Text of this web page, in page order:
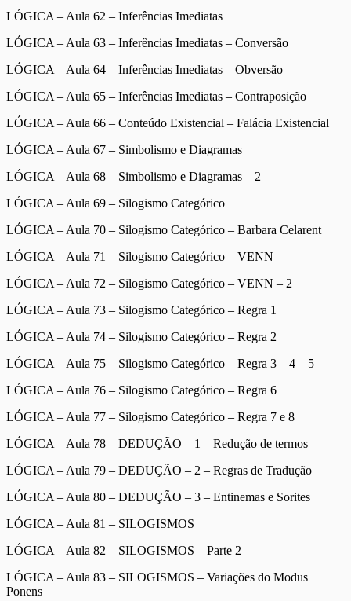
LÓGICA – Aula 62 – Inferências Imediatas
LÓGICA – Aula 63 – Inferências Imediatas – Conversão
LÓGICA – Aula 64 – Inferências Imediatas – Obversão
LÓGICA – Aula 65 – Inferências Imediatas – Contraposição
LÓGICA – Aula 66 – Conteúdo Existencial – Falácia Existencial
LÓGICA – Aula 67 – Simbolismo e Diagramas
LÓGICA – Aula 68 – Simbolismo e Diagramas – 2
LÓGICA – Aula 69 – Silogismo Categórico
LÓGICA – Aula 70 – Silogismo Categórico – Barbara Celarent
LÓGICA – Aula 71 – Silogismo Categórico – VENN
LÓGICA – Aula 72 – Silogismo Categórico – VENN – 2
LÓGICA – Aula 73 – Silogismo Categórico – Regra 1
LÓGICA – Aula 74 – Silogismo Categórico – Regra 2
LÓGICA – Aula 75 – Silogismo Categórico – Regra 3 – 4 – 5
LÓGICA – Aula 76 – Silogismo Categórico – Regra 6
LÓGICA – Aula 77 – Silogismo Categórico – Regra 7 e 8
LÓGICA – Aula 78 – DEDUÇÃO – 1 – Redução de termos
LÓGICA – Aula 79 – DEDUÇÃO – 2 – Regras de Tradução
LÓGICA – Aula 80 – DEDUÇÃO – 3 – Entinemas e Sorites
LÓGICA – Aula 81 – SILOGISMOS
LÓGICA – Aula 82 – SILOGISMOS – Parte 2
LÓGICA – Aula 83 – SILOGISMOS – Variações do Modus
Ponens